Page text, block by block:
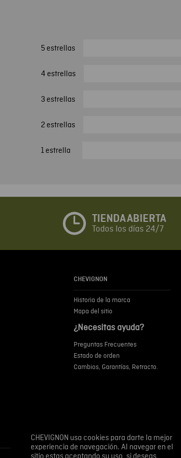
CHEVIGNON usa cookies para darte la mejor
experiencia de navegación. Al navegar en el
5 estrellas
4 estrellas
3 estrellas
2 estrellas
1 estrella
TIENDA ABIERTA
Todos los días 24/7
CHEVIGNON
Historia de la marca
Mapa del sitio
¿Necesitas ayuda?
Preguntas Frecuentes
Estado de orden
Cambios, Garantías, Retracto.